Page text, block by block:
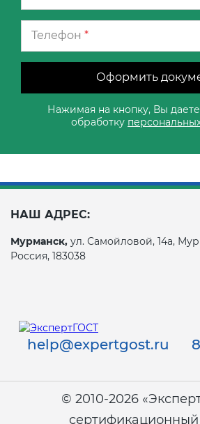
Телефон *
Оформить
Нажимая на кнопку, Вы
обработку
НАШ АДРЕС:
Мурманск, ул. Самойловой, 14а,
Россия, 183038
help@expertgost.ru
© 2010-2026
сертификационный